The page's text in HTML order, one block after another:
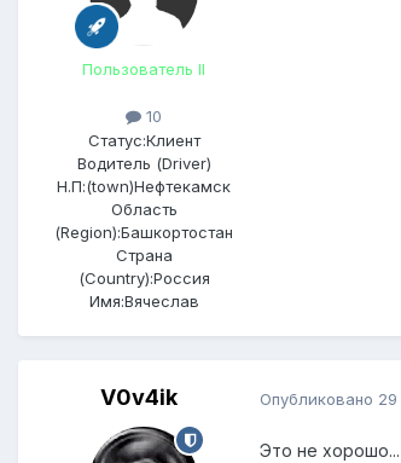
Пользователь II
10
Статус:Клиент
Водитель (Driver)
Н.П:(town)Нефтекамск
Область
(Region):Башкортостан
Страна
(Country):Россия
Имя:Вячеслав
V0v4ik Опубликовано 29
Это не